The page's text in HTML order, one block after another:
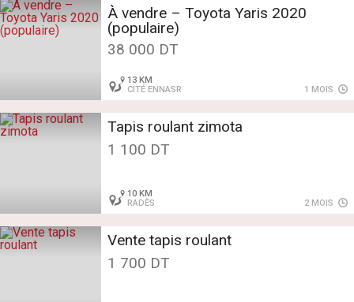
À vendre – Toyota Yaris 2020
(populaire)
38 000 DT
13 KM
CITÉ ENNASR
1 MOIS
Tapis roulant zimota
1 100 DT
10 KM
RADÈS
2 MOIS
Vente tapis roulant
1 700 DT